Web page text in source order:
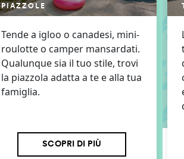
PIAZZOLE
Tende a igloo o canadesi, mini-
roulotte o camper mansardati.
Qualunque sia il tuo stile, trovi
la piazzola adatta a te e alla tua
famiglia.
SCOPRI DI PIÙ